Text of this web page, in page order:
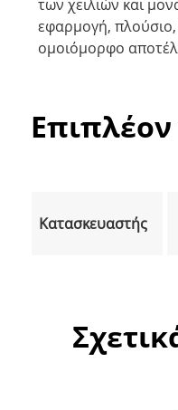
των χειλιών και
εφαρμογή,
ομοιόμορφο
Κατασκευαστής